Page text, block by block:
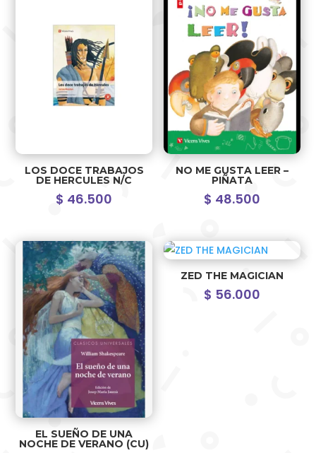
LOS DOCE TRABAJOS
DE HERCULES N/C
$ 46.500
NO ME GUSTA LEER –
PIÑATA
$ 48.500
EL SUEÑO DE UNA
NOCHE DE VERANO (CU)
ZED THE MAGICIAN
$ 56.000